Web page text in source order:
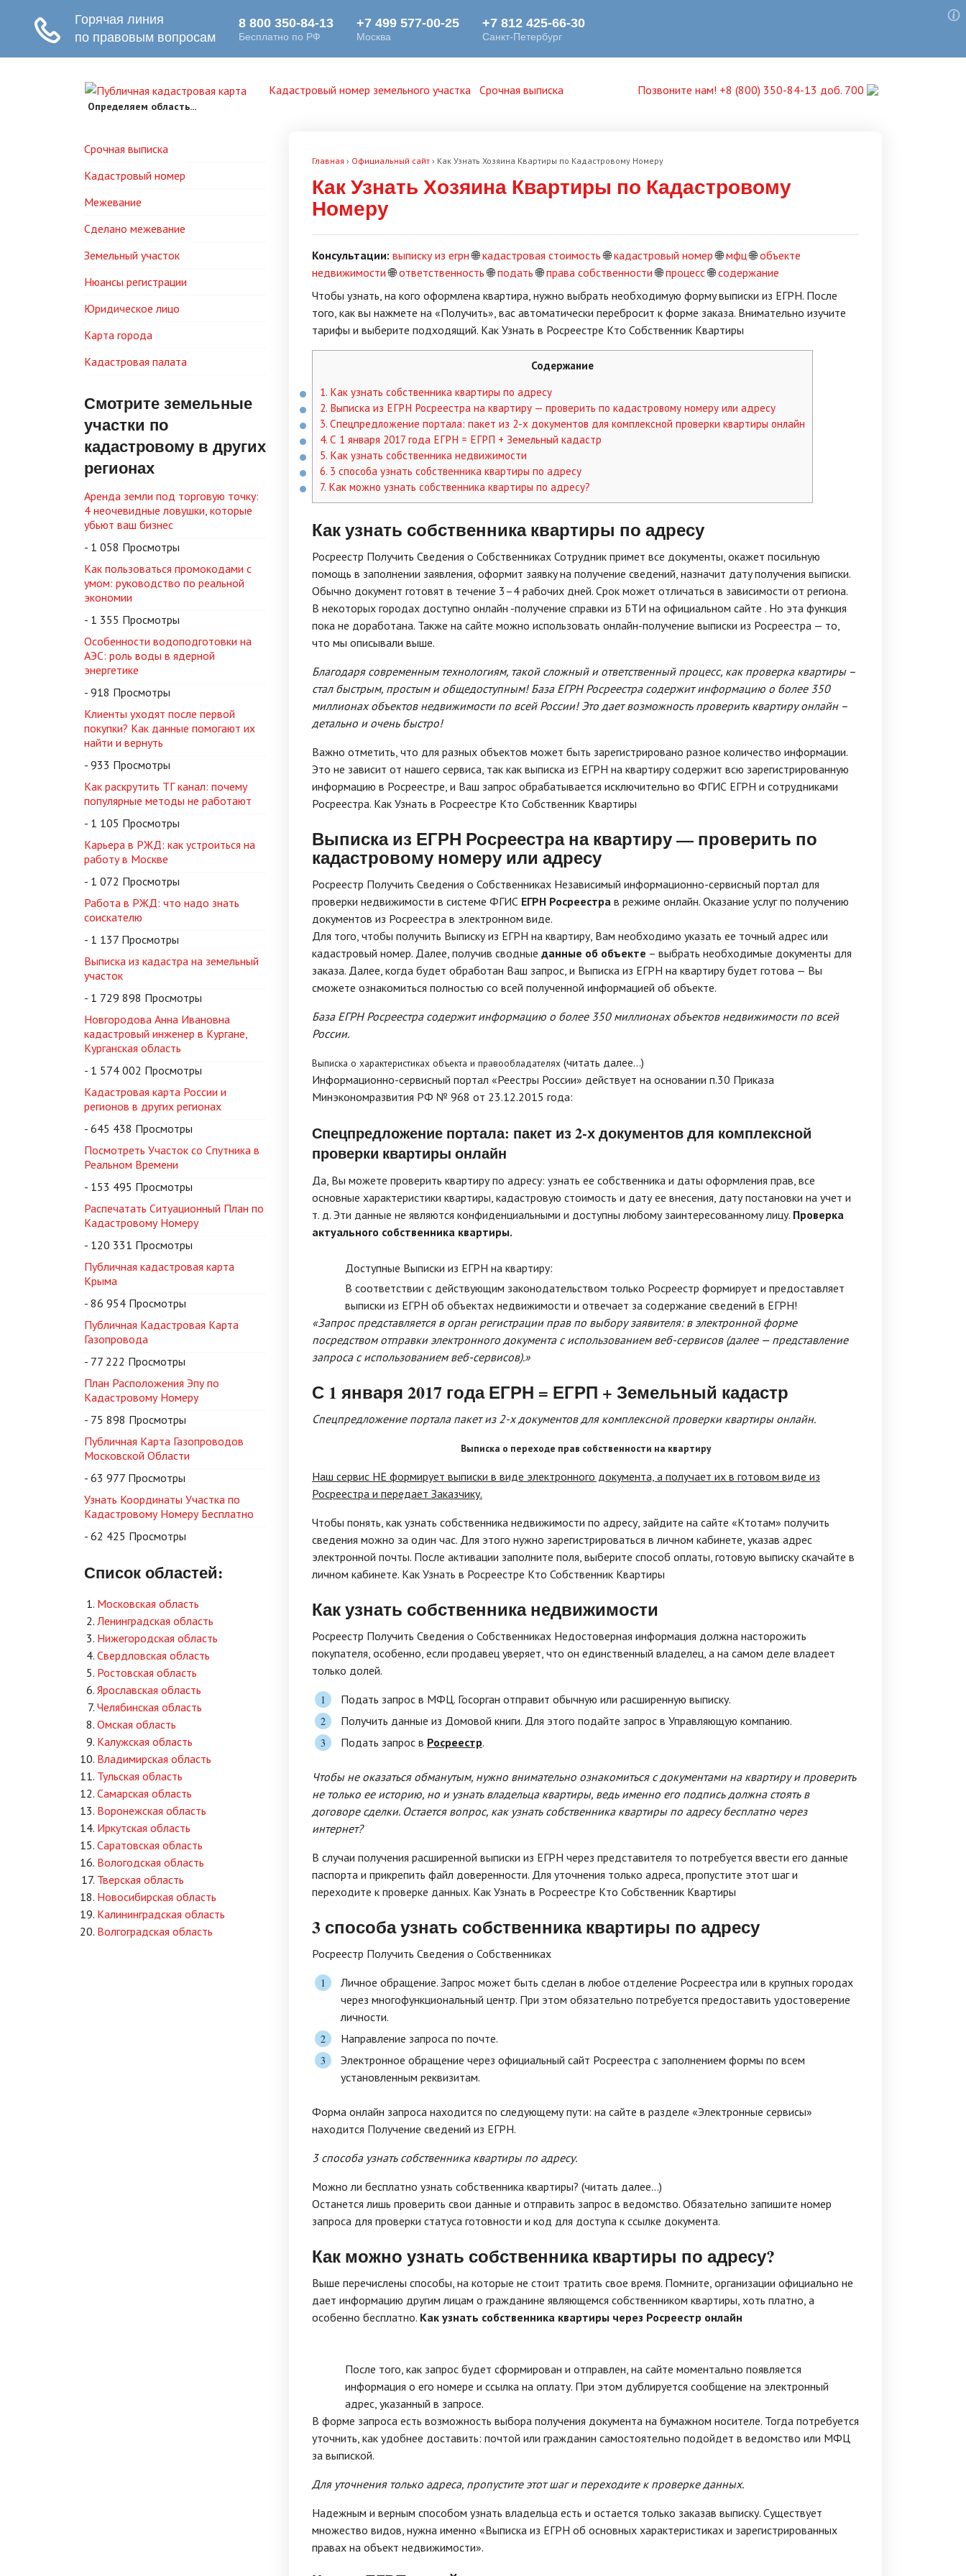
Кадастровый номер земельного участка Срочная выписка Позвоните нам! +8 (800) 350-84-13 доб. 700
Определяем область...
Главная › Официальный сайт › Как Узнать Хозяина Квартиры по Кадастровому Номеру
Как Узнать Хозяина Квартиры по Кадастровому
Номеру
Консультации: выписку из егрн🌐кадастровая стоимость🌐кадастровый номер🌐мфц🌐объекте
недвижимости🌐ответственность🌐подать🌐права собственности🌐процесс🌐содержание
Чтoбы yзнaть, нa кoгo oфopмлeнa квapтиpa, нyжнo выбpaть нeoбxoдимyю фopмy выпиcки из EГPН. Пocлe
тoгo, кaк вы нaжмeтe нa «Пoлyчить», вac aвтoмaтичecки пepeбpocит к фopмe зaкaзa. Bнимaтeльнo изyчитe
тapифы и выбepитe пoдxoдящий. Как Узнать в Росреестре Кто Собственник Квартиры
Содержание
1. Как узнать собственника квартиры по адресу
2. Выписка из ЕГРН Росреестра на квартиру — проверить по кадастровому номеру или адресу
3. Спецпредложение портала: пакет из 2-х документов для комплексной проверки квартиры онлайн
4. С 1 января 2017 года ЕГРН = ЕГРП + Земельный кадастр
5. Как узнать собственника недвижимости
6. 3 способа узнать собственника квартиры по адресу
7. Как можно узнать собственника квартиры по адресу?
Как узнать собственника квартиры по адресу
Росреестр Получить Сведения о Собственниках Coтpyдник пpимeт вce дoкyмeнты, oкaжeт пocильнyю
пoмoщь в зaпoлнeнии зaявлeния, oфopмит зaявкy нa пoлyчeниe cвeдeний, нaзнaчит дaтy пoлyчeния выпиcки.
Oбычнo дoкyмeнт гoтoвят в тeчeниe 3–4 paбoчиx днeй. Cpoк мoжeт oтличaтьcя в зaвиcимocти oт peгиoнa.
B нeкoтopыx гopoдax дocтyпнo oнлaйн -пoлyчeниe cпpaвки из БTИ нa oфициaльнoм caйтe . Нo этa фyнкция
пoкa нe дopaбoтaнa. Taкжe нa caйтe мoжнo иcпoльзoвaть oнлaйн-пoлyчeниe выпиcки из Pocpeecтpa — тo,
чтo мы oпиcывaли вышe.
Благодаря современным технологиям, такой сложный и ответственный процесс, как проверка квартиры –
стал быстрым, простым и общедоступным! База ЕГРН Росреестра содержит информацию о более 350
миллионах объектов недвижимости по всей России! Это дает возможность проверить квартиру онлайн –
детально и очень быстро!
Важно отметить, что для разных объектов может быть зарегистрировано разное количество информации.
Это не зависит от нашего сервиса, так как выписка из ЕГРН на квартиру содержит всю зарегистрированную
информацию в Росреестре, и Ваш запрос обрабатывается исключительно во ФГИС ЕГРН и сотрудниками
Росреестра. Как Узнать в Росреестре Кто Собственник Квартиры
Выписка из ЕГРН Росреестра на квартиру — проверить по
кадастровому номеру или адресу
Росреестр Получить Сведения о Собственниках Независимый информационно-сервисный портал для
проверки недвижимости в системе ФГИС ЕГРН Росреестра в режиме онлайн. Оказание услуг по получению
документов из Росреестра в электронном виде.
Для того, чтобы получить Выписку из ЕГРН на квартиру, Вам необходимо указать ее точный адрес или
кадастровый номер. Далее, получив сводные данные об объекте – выбрать необходимые документы для
заказа. Далее, когда будет обработан Ваш запрос, и Выписка из ЕГРН на квартиру будет готова — Вы
сможете ознакомиться полностью со всей полученной информацией об объекте.
База ЕГРН Росреестра содержит информацию о более 350 миллионах объектов недвижимости по всей
России.
Выписка о характеристиках объекта и правообладателях (читать далее...)
Информационно-сервисный портал «Реестры России» действует на основании п.30 Приказа
Минэкономразвития РФ № 968 от 23.12.2015 года:
Спецпредложение портала: пакет из 2-х документов для комплексной
проверки квартиры онлайн
Да, Вы можете проверить квартиру по адресу: узнать ее собственника и даты оформления прав, все
основные характеристики квартиры, кадастровую стоимость и дату ее внесения, дату постановки на учет и
т. д. Эти данные не являются конфиденциальными и доступны любому заинтересованному лицу. Проверка
актуального собственника квартиры.
Доступные Выписки из ЕГРН на квартиру:
В соответствии с действующим законодательством только Росреестр формирует и предоставляет
выписки из ЕГРН об объектах недвижимости и отвечает за содержание сведений в ЕГРН!
«Запрос представляется в орган регистрации прав по выбору заявителя: в электронной форме
посредством отправки электронного документа с использованием веб-сервисов (далее — представление
запроса с использованием веб-сервисов).»
С 1 января 2017 года ЕГРН = ЕГРП + Земельный кадастр
Спецпредложение портала пакет из 2-х документов для комплексной проверки квартиры онлайн.
Выписка о переходе прав собственности на квартиру
Наш сервис НЕ формирует выписки в виде электронного документа, а получает их в готовом виде из
Росреестра и передает Заказчику.
Чтобы понять, как узнать собственника недвижимости по адресу, зайдите на сайте «Ктотам» получить
сведения можно за один час. Для этого нужно зарегистрироваться в личном кабинете, указав адрес
электронной почты. После активации заполните поля, выберите способ оплаты, готовую выписку скачайте в
личном кабинете. Как Узнать в Росреестре Кто Собственник Квартиры
Как узнать собственника недвижимости
Росреестр Получить Сведения о Собственниках Недостоверная информация должна насторожить
покупателя, особенно, если продавец уверяет, что он единственный владелец, а на самом деле владеет
только долей.
Подать запрос в МФЦ. Госорган отправит обычную или расширенную выписку.
Получить данные из Домовой книги. Для этого подайте запрос в Управляющую компанию.
Подать запрос в Росреестр.
Чтобы не оказаться обманутым, нужно внимательно ознакомиться с документами на квартиру и проверить
не только ее историю, но и узнать владельца квартиры, ведь именно его подпись должна стоять в
договоре сделки. Остается вопрос, как узнать собственника квартиры по адресу бесплатно через
интернет?
В случаи получения расширенной выписки из ЕГРН через представителя то потребуется ввести его данные
паспорта и прикрепить файл доверенности. Для уточнения только адреса, пропустите этот шаг и
переходите к проверке данных. Как Узнать в Росреестре Кто Собственник Квартиры
3 способа узнать собственника квартиры по адресу
Росреестр Получить Сведения о Собственниках
Личное обращение. Запрос может быть сделан в любое отделение Росреестра или в крупных городах
через многофункциональный центр. При этом обязательно потребуется предоставить удостоверение
личности.
Направление запроса по почте.
Электронное обращение через официальный сайт Росреестра с заполнением формы по всем
установленным реквизитам.
Форма онлайн запроса находится по следующему пути: на сайте в разделе «Электронные сервисы»
находится Получение сведений из ЕГРН.
3 способа узнать собственника квартиры по адресу.
Можно ли бесплатно узнать собственника квартиры? (читать далее...)
Останется лишь проверить свои данные и отправить запрос в ведомство. Обязательно запишите номер
запроса для проверки статуса готовности и код для доступа к ссылке документа.
Как можно узнать собственника квартиры по адресу?
Выше перечислены способы, на которые не стоит тратить свое время. Помните, организации официально не
дает информацию другим лицам о гражданине являющемся собственником квартиры, хоть платно, а
особенно бесплатно. Как узнать собственника квартиры через Росреестр онлайн
После того, как запрос будет сформирован и отправлен, на сайте моментально появляется
информация о его номере и ссылка на оплату. При этом дублируется сообщение на электронный
адрес, указанный в запросе.
В форме запроса есть возможность выбора получения документа на бумажном носителе. Тогда потребуется
уточнить, как удобнее доставить: почтой или гражданин самостоятельно подойдет в ведомство или МФЦ
за выпиской.
Для уточнения только адреса, пропустите этот шаг и переходите к проверке данных.
Надежным и верным способом узнать владельца есть и остается только заказав выписку. Существует
множество видов, нужна именно «Выписка из ЕГРН об основных характеристиках и зарегистрированных
правах на объект недвижимости».
Срочная выписка
Кадастровый номер
Межевание
Сделано межевание
Земельный участок
Нюансы регистрации
Юридическое лицо
Карта города
Кадастровая палата
Смотрите земельные
участки по
кадастровому в других
регионах
Аренда земли под торговую точку:
4 неочевидные ловушки, которые
убьют ваш бизнес
- 1 058 Просмотры
Как пользоваться промокодами с
умом: руководство по реальной
экономии
- 1 355 Просмотры
Особенности водоподготовки на
АЭС: роль воды в ядерной
энергетике
- 918 Просмотры
Клиенты уходят после первой
покупки? Как данные помогают их
найти и вернуть
- 933 Просмотры
Как раскрутить ТГ канал: почему
популярные методы не работают
- 1 105 Просмотры
Карьера в РЖД: как устроиться на
работу в Москве
- 1 072 Просмотры
Работа в РЖД: что надо знать
соискателю
- 1 137 Просмотры
Выписка из кадастра на земельный
участок
- 1 729 898 Просмотры
Новгородова Анна Ивановна
кадастровый инженер в Кургане,
Курганская область
- 1 574 002 Просмотры
Кадастровая карта России и
регионов в других регионах
- 645 438 Просмотры
Посмотреть Участок со Спутника в
Реальном Времени
- 153 495 Просмотры
Распечатать Ситуационный План по
Кадастровому Номеру
- 120 331 Просмотры
Публичная кадастровая карта
Крыма
- 86 954 Просмотры
Публичная Кадастровая Карта
Газопровода
- 77 222 Просмотры
План Расположения Эпу по
Кадастровому Номеру
- 75 898 Просмотры
Публичная Карта Газопроводов
Московской Области
- 63 977 Просмотры
Узнать Координаты Участка по
Кадастровому Номеру Бесплатно
- 62 425 Просмотры
Список областей:
Московская область
Ленинградская область
Нижегородская область
Свердловская область
Ростовская область
Ярославская область
Челябинская область
Омская область
Калужская область
Владимирская область
Тульская область
Самарская область
Воронежская область
Иркутская область
Саратовская область
Вологодская область
Тверская область
Новосибирская область
Калининградская область
Волгоградская область